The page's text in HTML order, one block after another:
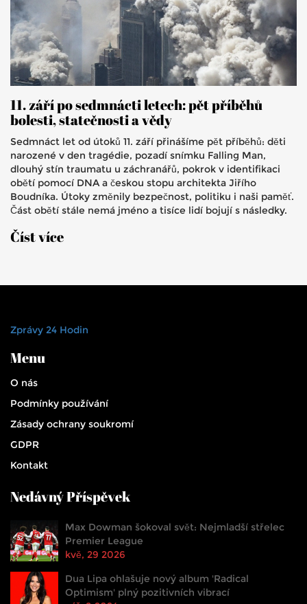
11. září po sedmnácti letech: pět příběhů
bolesti, statečnosti a vědy
Sedmnáct let od útoků 11. září přinášíme pět příběhů: děti
narozené v den tragédie, pozadí snímku Falling Man,
dlouhý stín traumatu u záchranářů, pokrok v identifikaci
obětí pomocí DNA a českou stopu architekta Jiřího
Boudníka. Útoky změnily bezpečnost, politiku i naši paměť.
Část obětí stále nemá jméno a tisíce lidí bojují s následky.
Číst více
Zprávy 24 Hodin
Menu
O nás
Podmínky používání
Zásady ochrany soukromí
GDPR
Kontakt
Nedávný Příspěvek
Max Dowman šokoval svět: Nejmladší střelec
Premier League
kvě, 29 2026
Dua Lipa ohlašuje nový album 'Radical
Optimism' plný pozitivních vibrací